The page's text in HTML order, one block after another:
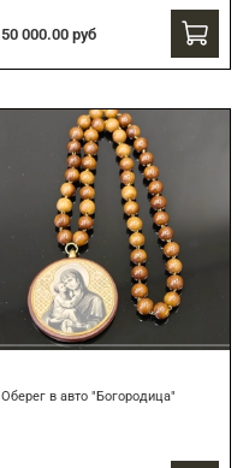
50 000.00 руб
Оберег в авто "Богородица"